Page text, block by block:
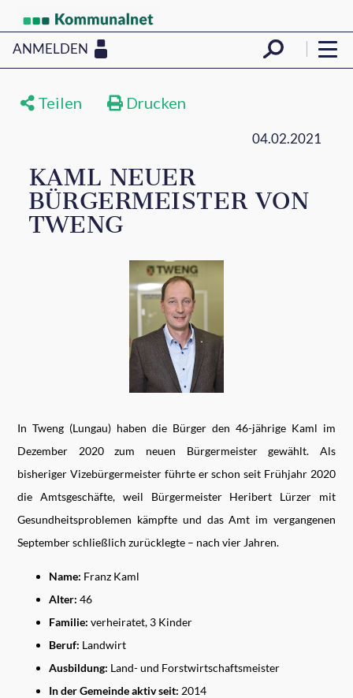
ANMELDEN
Teilen Drucken
04.02.2021
KAML NEUER
BÜRGERMEISTER VON
TWENG
In Tweng (Lungau) haben die Bürger den 46-jährige Kaml im
Dezember 2020 zum neuen Bürgermeister gewählt. Als
bisheriger Vizebürgermeister führte er schon seit Frühjahr 2020
die Amtsgeschäfte, weil Bürgermeister Heribert Lürzer mit
Gesundheitsproblemen kämpfte und das Amt im vergangenen
September schließlich zurücklegte – nach vier Jahren.
Name: Franz Kaml
Alter:46
Familie: verheiratet, 3 Kinder
Beruf: Landwirt
Ausbildung: Land- und Forstwirtschaftsmeister
In der Gemeinde aktiv seit: 2014